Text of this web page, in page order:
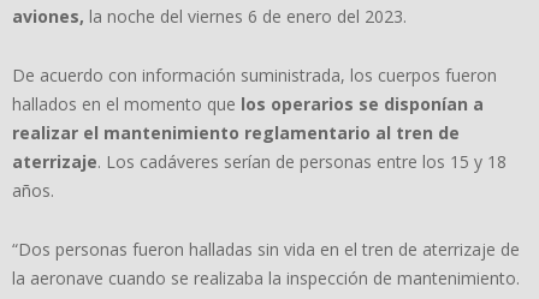
aviones, la noche del viernes 6 de enero del 2023.
De acuerdo con información suministrada, los cuerpos fueron
hallados en el momento que los operarios se disponían a
realizar el mantenimiento reglamentario al tren de
aterrizaje. Los cadáveres serían de personas entre los 15 y 18
años.
“Dos personas fueron halladas sin vida en el tren de aterrizaje de
la aeronave cuando se realizaba la inspección de mantenimiento.